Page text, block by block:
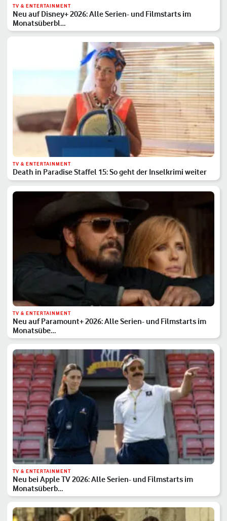
TV & ENTERTAINMENT
Neu auf Disney+ 2026: Alle Serien- und Filmstarts im
Monatsüberbl…
TV & ENTERTAINMENT
Death in Paradise Staffel 15: So geht der Inselkrimi weiter
TV & ENTERTAINMENT
Neu auf Paramount+ 2026: Alle Serien- und Filmstarts im
Monatsübe…
TV & ENTERTAINMENT
Neu bei Apple TV 2026: Alle Serien- und Filmstarts im
Monatsüberb…